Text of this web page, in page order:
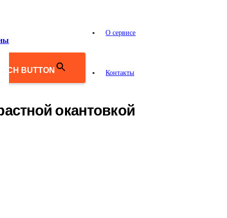
BUTTON
О сервисе
Контакты
окантовкой